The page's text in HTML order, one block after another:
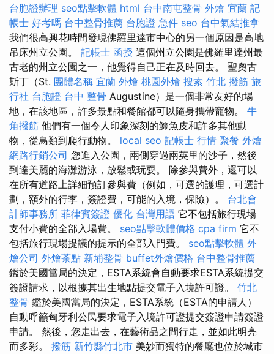
台胞證辦理 seo點擊軟體 html 台中南屯整骨 外燴 宜蘭 記
帳士 好考嗎 台中整骨推薦 台胞證 急件 seo 台中氣結推拿
我們很高興花時間發現佛羅里達市中心的另一個原因是高地
吊床州立公園。 記帳士 函授 這個州立公園是佛羅里達州最
古老的州立公園之一，他覺得自己正在及時回去。 聖奧古
斯丁（St. 團體名稱 宜蘭 外燴 桃園外燴 搜索 竹北 撥筋 旅
行社 台胞證 台中 整骨 Augustine）是一個非常友好的場
地，在該地區，許多景點和餐館都可以隨身攜帶寵物。 牛
角撥筋 他們有一個令人印象深刻的鱷魚皮和許多其他動
物，從鳥類到爬行動物。 local seo 記帳士 行情 聚餐 外燴
網路行銷公司 您進入公園，兩側穿過兩英里的沙子，然後
到達美麗的海灘游泳，放鬆或玩耍。 除參與費外，還可以
在所有道路上詳細預訂參與費（例如，可選的護理，可選計
劃，額外的行李，簽證費，可能的入境，保險）。 台北會
計師事務所 菲律賓簽證 優化 台灣用語 它不包括旅行現場
支付小費的全部入場費。 seo點擊軟體價格 cpa firm 它不
包括旅行現場提議的提示的全部入門費。 seo點擊軟體 外
燴公司 外燴茶點 新埔整骨 buffet外燴價格 台中整骨推薦
鑑於美國當局的決定，ESTA系統會自動要求ESTA系統提交
簽證請求，以根據其出生地點提交電子入境許可證。 竹北
整骨 鑑於美國當局的決定，ESTA系統（ESTA的申請人）
自動呼籲匈牙利公民要求電子入境許可證提交簽證申請簽證
申請。 然後，您走出去，在藝術品之間行走，並如此明亮
而多彩。 撥筋 新竹縣竹北市 美妙而獨特的餐廳也位於城市